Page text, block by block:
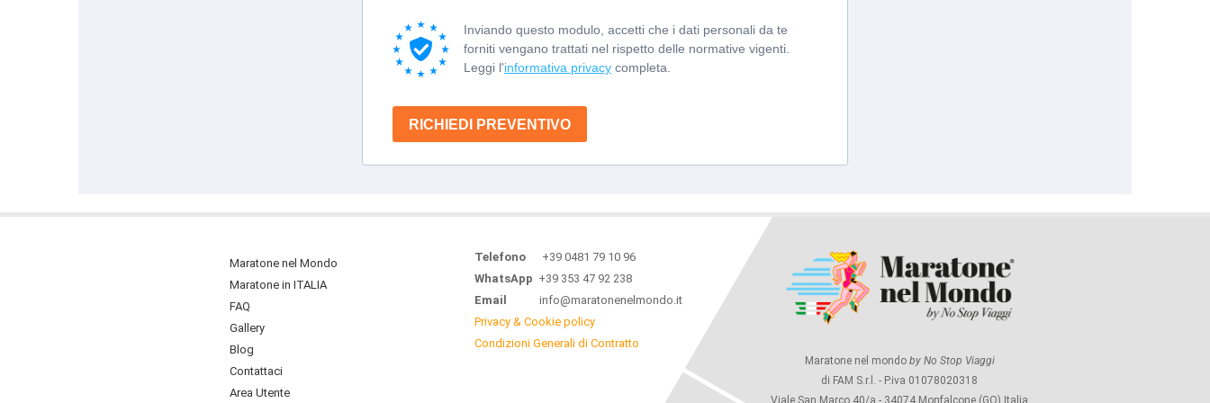
Inviando questo modulo, accetti che i dati personali da te
forniti vengano trattati nel rispetto delle normative vigenti.
Leggi l'informativa privacy completa.
RICHIEDI PREVENTIVO
Maratone nel Mondo
Maratone in ITALIA
FAQ
Gallery
Blog
Contattaci
Area Utente
Telefono +39 0481 79 10 96
WhatsApp +39 353 47 92 238
Email
info@maratonenelmondo.it
Privacy & Cookie policy
Condizioni Generali di Contratto
Maratone nel mondo by No Stop Viaggi
di FAM S.r.l. - P.iva 01078020318